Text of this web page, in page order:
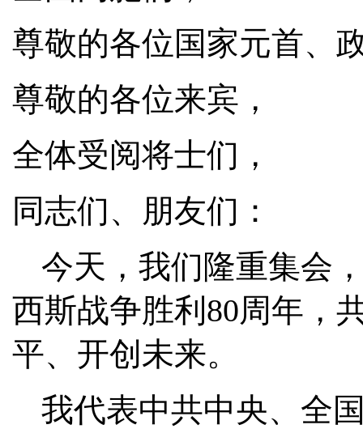
尊敬的各位国家元首、
尊敬的各位来宾，
全体受阅将士们，
同志们、朋友们：
今天，我们隆重集会
西斯战争胜利80周年，
平、开创未来。
我代表中共中央、全